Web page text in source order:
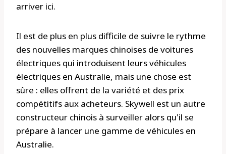
arriver ici.
Il est de plus en plus difficile de suivre le rythme
des nouvelles marques chinoises de voitures
électriques qui introduisent leurs véhicules
électriques en Australie, mais une chose est
sûre : elles offrent de la variété et des prix
compétitifs aux acheteurs. Skywell est un autre
constructeur chinois à surveiller alors qu'il se
prépare à lancer une gamme de véhicules en
Australie.